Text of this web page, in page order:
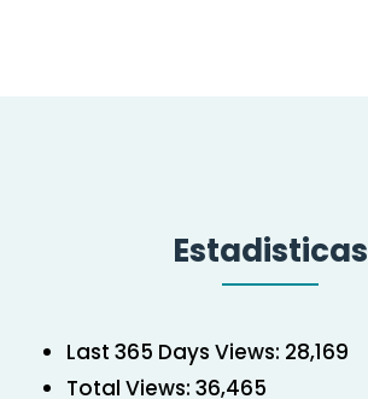
Estadisticas
Last 365 Days Views: 28,169
Total Views: 36,465